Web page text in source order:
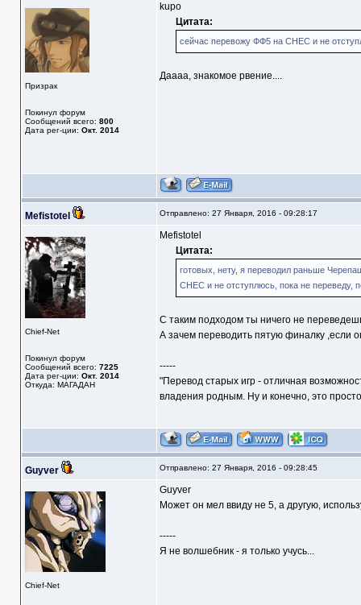
Призрак
Покинул форум
Сообщений всего: 800
Дата рег-ции: Окт. 2014
kupo
Цитата:
сейчас перевожу ФФ5 на СНЕС и не
Даааа, знакомое рвение....
Mefistotel Отправлено: 27 Января, 2016 - 09:28:17
Chief-Net
Покинул форум
Сообщений всего: 7225
Дата рег-ции: Окт. 2014
Откуда: МАГАДАН
Mefistotel
Цитата:
готовых, нету, я переводил раньше
СНЕС и не отступлюсь, пока не переведу,
С таким подходом ты ничего не
А зачем переводить пятую финалку
-----
"Перевод старых игр - отличная
владения родным. Ну и конечно, это
Guyver Отправлено: 27 Января, 2016 - 09:28:45
Chief-Net
Guyver
Может он мел ввиду не 5, а другую,
-----
Я не волшебник - я только учусь...